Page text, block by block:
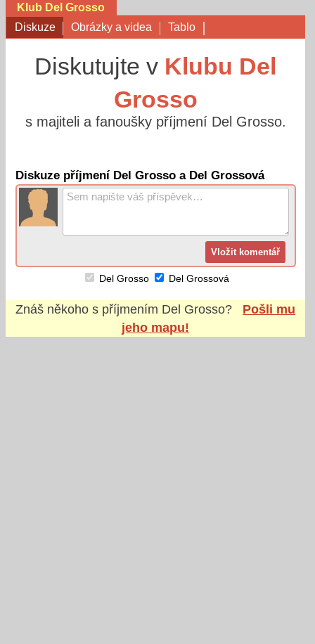
Klub Del Grosso
Diskuze
Obrázky a videa Tablo
Diskutujte v Klubu Del
Grosso
s majiteli a fanoušky příjmení Del Grosso.
Diskuze příjmení Del Grosso a Del Grossová
Del Grosso Del Grossová
Znáš někoho s příjmením Del Grosso?
Pošli mu
jeho mapu!